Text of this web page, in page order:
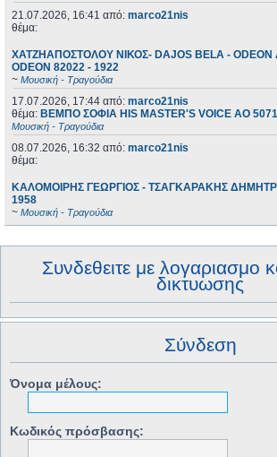
21.07.2026, 16:41 από: marco21nis
θέμα:
ΧΑΤΖΗΑΠΟΣΤΟΛΟΥ ΝΙΚΟΣ- DAJOS BELA - ODEON
ODEON 82022 - 1922
~ Μουσική - Τραγούδια
17.07.2026, 17:44 από: marco21nis
θέμα: ΒΕΜΠΟ ΣΟΦΙΑ HIS MASTER'S VOICE AO
Μουσική - Τραγούδια
08.07.2026, 16:32 από: marco21nis
θέμα:
ΚΑΛΟΜΟΙΡΗΣ ΓΕΩΡΓΙΟΣ - ΤΣΑΓΚΑΡΑΚΗΣ
1958
~ Μουσική - Τραγούδια
Συνδεθειτε με λογαριασμο
δικτυωσης
Σύνδεση
Όνομα μέλους:
Κωδικός πρόσβασης: